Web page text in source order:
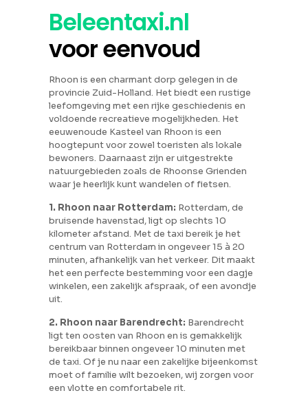
Beleentaxi.nl
voor eenvoud
Rhoon is een charmant dorp gelegen in de
provincie Zuid-Holland. Het biedt een rustige
leefomgeving met een rijke geschiedenis en
voldoende recreatieve mogelijkheden. Het
eeuwenoude Kasteel van Rhoon is een
hoogtepunt voor zowel toeristen als lokale
bewoners. Daarnaast zijn er uitgestrekte
natuurgebieden zoals de Rhoonse Grienden
waar je heerlijk kunt wandelen of fietsen.
1. Rhoon naar Rotterdam: Rotterdam, de
bruisende havenstad, ligt op slechts 10
kilometer afstand. Met de taxi bereik je het
centrum van Rotterdam in ongeveer 15 à 20
minuten, afhankelijk van het verkeer. Dit maakt
het een perfecte bestemming voor een dagje
winkelen, een zakelijk afspraak, of een avondje
uit.
2. Rhoon naar Barendrecht: Barendrecht
ligt ten oosten van Rhoon en is gemakkelijk
bereikbaar binnen ongeveer 10 minuten met
de taxi. Of je nu naar een zakelijke bijeenkomst
moet of familie wilt bezoeken, wij zorgen voor
een vlotte en comfortabele rit.